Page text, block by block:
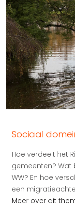
Sociaal
Hoe verdeelt het
gemeenten?
WW? En hoe
een
Meer over dit